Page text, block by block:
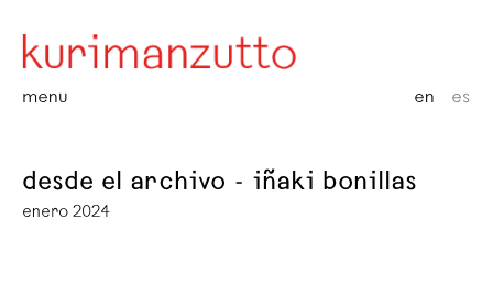
menu en es
desde el archivo - iñaki bonillas
enero 2024